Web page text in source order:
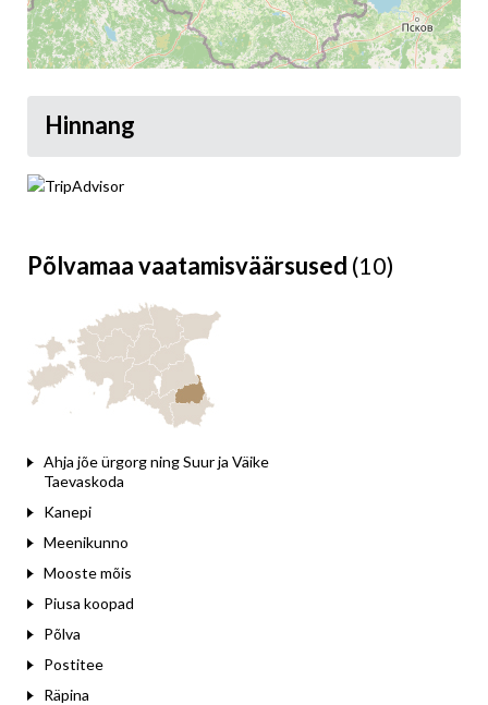
Hinnang
Põlvamaa vaatamisväärsused (10)
Ahja jõe ürgorg ning Suur ja Väike
Taevaskoda
Kanepi
Meenikunno
Mooste mõis
Piusa koopad
Põlva
Postitee
Räpina